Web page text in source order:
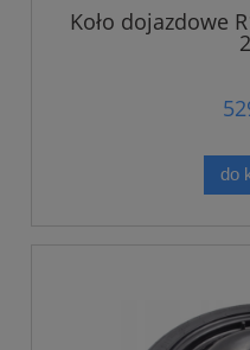
Koło dojazdowe
do